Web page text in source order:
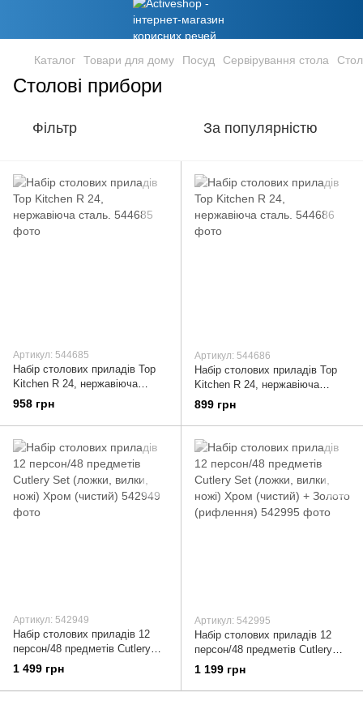
Каталог Товари для дому Посуд Сервірування стола
Столові прибори
Фільтр За популярністю
Артикул: 544685
Набір столових приладів Top
Kitchen R 24, нержавіюча
сталь.
958 грн
Артикул: 544686
Набір столових приладів Top
Kitchen R 24, нержавіюча
сталь.
899 грн
Артикул: 542949
Набір столових приладів 12
персон/48 предметів Cutlery
Set (ложки, вилки, ножі) Хром
(чистий)
1 499 грн
Артикул: 542995
Набір столових приладів 12
персон/48 предметів Cutlery
Set (ложки, вилки, ножі) Хром
(чистий) + Золото (рифлення)
1 199 грн